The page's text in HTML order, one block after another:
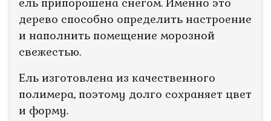
дерево способно определить настроение
и наполнить помещение морозной
свежестью.
Ель изготовлена из качественного
полимера, поэтому долго сохраняет цвет
и форму.